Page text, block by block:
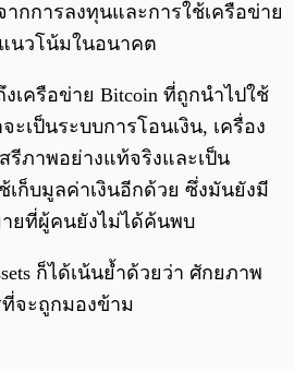
กการลงทุนและการใช้เครือข่าย
นวโน้มในอนาคต
เครือข่าย Bitcoin ที่ถูกนำไปใช้
ะเป็นระบบการโอนเงิน, เครื่อง
รีภาพอย่างแท้จริงและเป็น
เก็บมูลค่าเงินอีกด้วย ซึ่งมันยังมี
ยที่ผู้คนยังไม่ได้ค้นพบ
ก็ได้เน้นย้ำด้วยว่า ศักยภาพ
จะถูกมองข้าม